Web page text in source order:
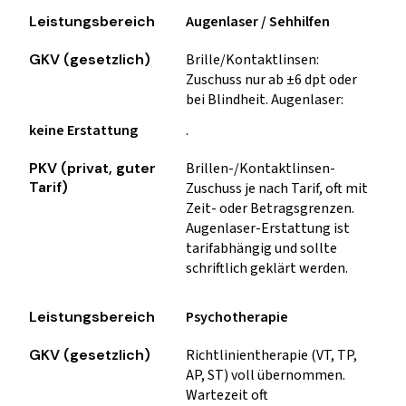
Augenlaser / Sehhilfen
Brille/Kontaktlinsen:
Zuschuss nur ab ±6 dpt oder
bei Blindheit. Augenlaser:
keine Erstattung
.
Brillen-/Kontaktlinsen-
Zuschuss je nach Tarif, oft mit
Zeit- oder Betragsgrenzen.
Augenlaser-Erstattung ist
tarifabhängig und sollte
schriftlich geklärt werden.
Psychotherapie
Richtlinientherapie (VT, TP,
AP, ST) voll übernommen.
Wartezeit oft